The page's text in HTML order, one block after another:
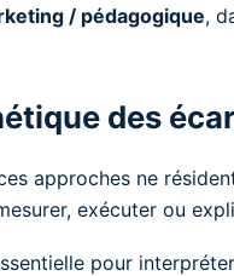
/ pédagogique,
des
approches ne
exécuter ou
pour